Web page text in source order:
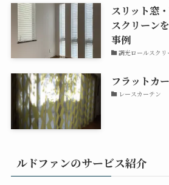
スリット窓
スクリーン
事例
調光ロールスクリ
フラットカ
レースカーテン
ルドファンのサービス紹介